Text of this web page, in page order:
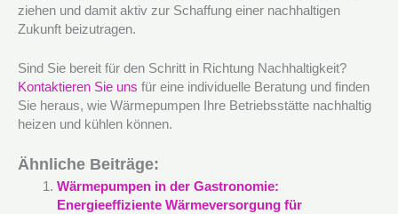
ziehen und damit aktiv zur Schaffung einer nachhaltigen
Zukunft beizutragen.
Sind Sie bereit für den Schritt in Richtung Nachhaltigkeit?
Kontaktieren Sie uns für eine individuelle Beratung und finden
Sie heraus, wie Wärmepumpen Ihre Betriebsstätte nachhaltig
heizen und kühlen können.
Ähnliche Beiträge:
Wärmepumpen in der Gastronomie:
Energieeffiziente Wärmeversorgung für